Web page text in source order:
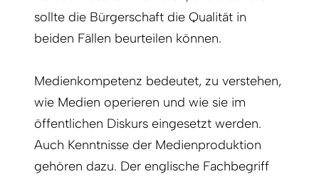
sollte die Bürgerschaft die Qualität in
beiden Fällen beurteilen können.
Medienkompetenz bedeutet, zu verstehen,
wie Medien operieren und wie sie im
öffentlichen Diskurs eingesetzt werden.
Auch Kenntnisse der Medienproduktion
gehören dazu. Der englische Fachbegriff